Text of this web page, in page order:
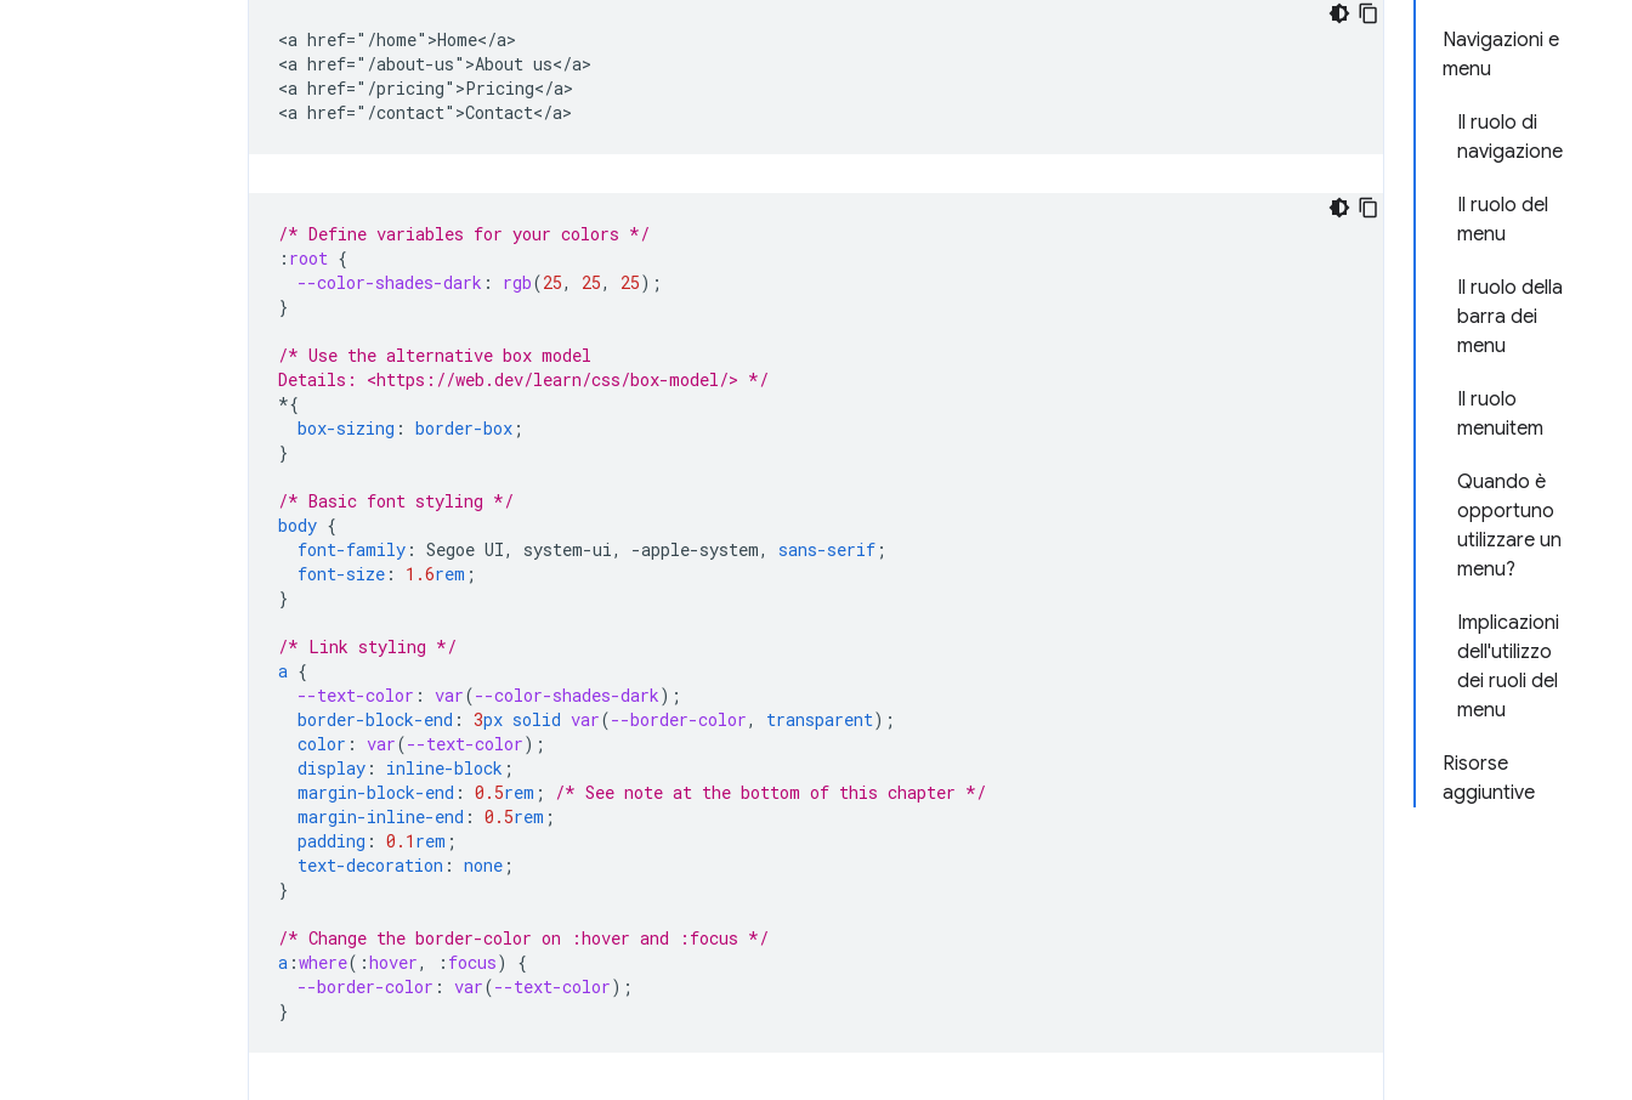
Navigazioni e
menu
Il ruolo di
navigazione
Il ruolo del
menu
Il ruolo della
barra dei
menu
Il ruolo
menuitem
Quando è
opportuno
utilizzare un
menu?
Implicazioni
dell'utilizzo
dei ruoli del
menu
Risorse
aggiuntive
<a href="/home">Home</a>
<a href="/about-us">About us</a>
<a href="/pricing">Pricing</a>
/* Define variables for your colors */
: root {
--color-shades-dark : rgb(25, 25, 25);
}
/* Use the alternative box model
Details: <https://web.dev/learn/css/box-model/> */
*{
box-sizing : border-box ;
}
/* Basic font styling */
body {
font-family : Segoe UI, system-ui, -apple-system, sans-serif ;
font-size : 1.6rem ;
}
/* Link styling */
a {
--text-color : var(--color-shades-dark);
border-block-end : 3px solid var(--border-color, transparent);
color : var(--text-color);
display : inline-block ;
margin-block-end : 0.5rem ;
/* See note at the bottom of this chapter */
margin-inline-end : 0.5rem ;
padding : 0.1 rem ;
text-decoration : none ;
}
/* Change the border-color on :hover and :focus */
a :where( :hover, : focus)
{
--border-color : var(--text-color);
}